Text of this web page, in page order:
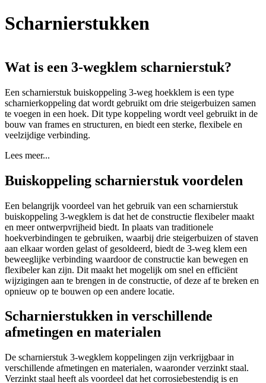
Scharnierstukken
Wat is een 3-wegklem scharnierstuk?
Een scharnierstuk buiskoppeling 3-weg hoekklem is een type
scharnierkoppeling dat wordt gebruikt om drie steigerbuizen samen
te voegen in een hoek. Dit type koppeling wordt veel gebruikt in de
bouw van frames en structuren, en biedt een sterke, flexibele en
veelzijdige verbinding.
Lees meer...
Buiskoppeling scharnierstuk voordelen
Een belangrijk voordeel van het gebruik van een scharnierstuk
buiskoppeling 3-wegklem is dat het de constructie flexibeler maakt
en meer ontwerpvrijheid biedt. In plaats van traditionele
hoekverbindingen te gebruiken, waarbij drie steigerbuizen of staven
aan elkaar worden gelast of gesoldeerd, biedt de 3-weg klem een
beweeglijke verbinding waardoor de constructie kan bewegen en
flexibeler kan zijn. Dit maakt het mogelijk om snel en efficiënt
wijzigingen aan te brengen in de constructie, of deze af te breken en
opnieuw op te bouwen op een andere locatie.
Scharnierstukken in verschillende
afmetingen en materialen
De scharnierstuk 3-wegklem koppelingen zijn verkrijgbaar in
verschillende afmetingen en materialen, waaronder verzinkt staal.
Verzinkt staal heeft als voordeel dat het corrosiebestendig is en